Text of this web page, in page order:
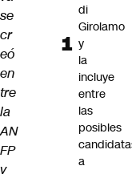
se
cr
eó
en
tre
la
AN
FP
y
di
Girolamo
y
la
incluye
entre
las
posibles
a